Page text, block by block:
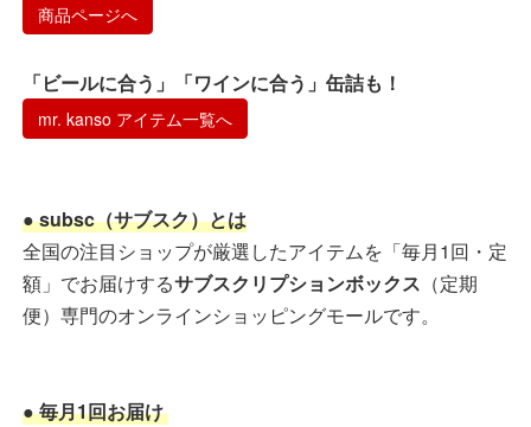
商品ページへ
「ビールに合う」「ワインに合う」缶詰も！
mr. kanso アイテム一覧へ
● subsc（サブスク）とは
全国の注目ショップが厳選したアイテムを「毎月1回・定
額」でお届けするサブスクリプションボックス （定期
便）専門のオンラインショッピングモールです。
● 毎月1回お届け